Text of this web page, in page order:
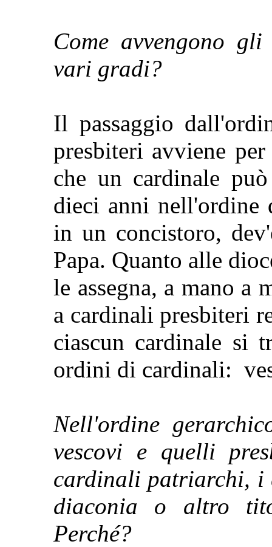
Come avvengono
vari gradi?
Il passaggio
presbiteri avviene
che un cardinale
dieci anni nell'ordine
in un concistoro,
Papa. Quanto alle
le assegna, a mano a
a cardinali presbiteri
ciascun cardinale si
ordini di cardinali:
Nell'ordine
vescovi e quelli
cardinali patriarchi, i
diaconia o altro
Perché?